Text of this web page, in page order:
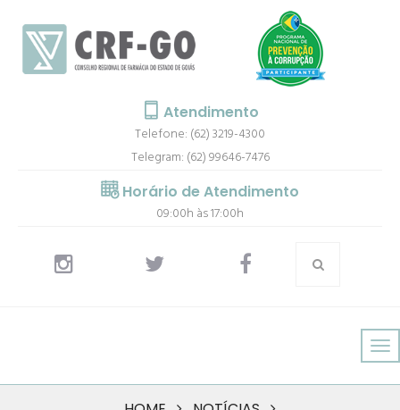
Atendimento
Telefone: (62) 3219-4300
Telegram: (62) 99646-7476
Horário de Atendimento
09:00h às 17:00h